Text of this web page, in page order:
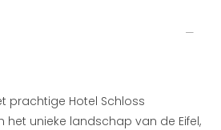
prachtige Hotel Schloss
het unieke landschap van de Eifel,